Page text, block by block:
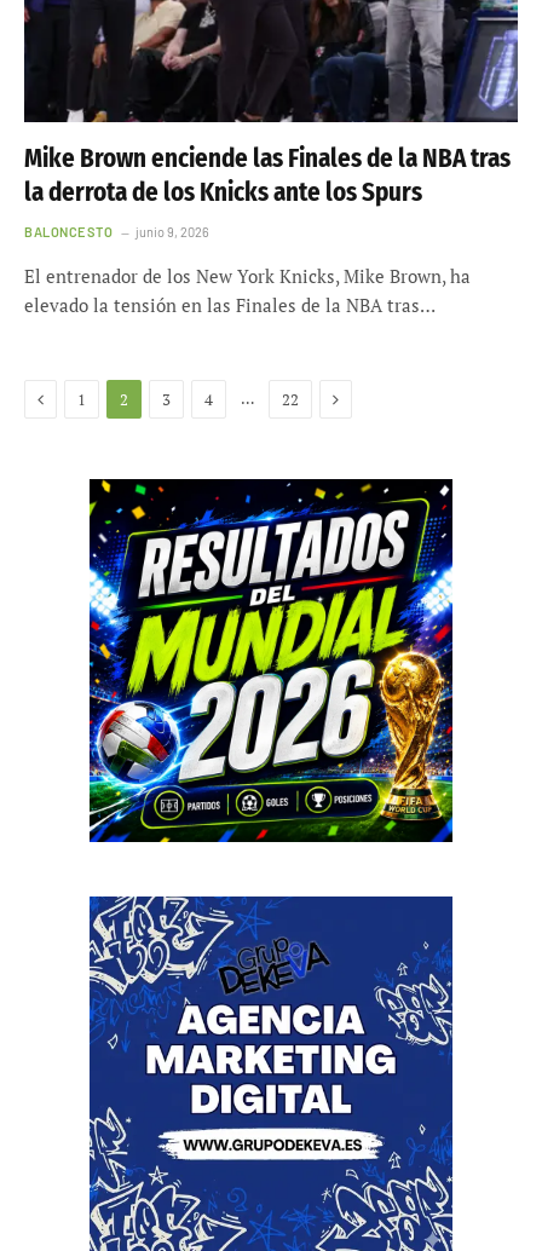
Mike Brown enciende las Finales de la NBA tras
la derrota de los Knicks ante los Spurs
BALONCESTO junio 9, 2026
El entrenador de los New York Knicks, Mike Brown, ha
elevado la tensión en las Finales de la NBA tras…
Anterior
1 2 3 4 … 22 Siguiente